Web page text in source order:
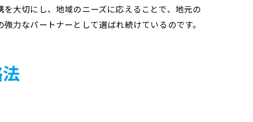
大切にし、地域のニーズに応えることで、地元の
力なパートナーとして選ばれ続けているのです。